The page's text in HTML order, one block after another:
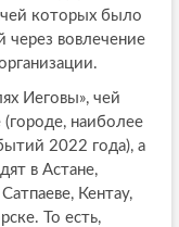
которых было
через вовлечение
Иеговы», чей
наиболее
2022 года), а
в Астане,
Кентау,
То есть,